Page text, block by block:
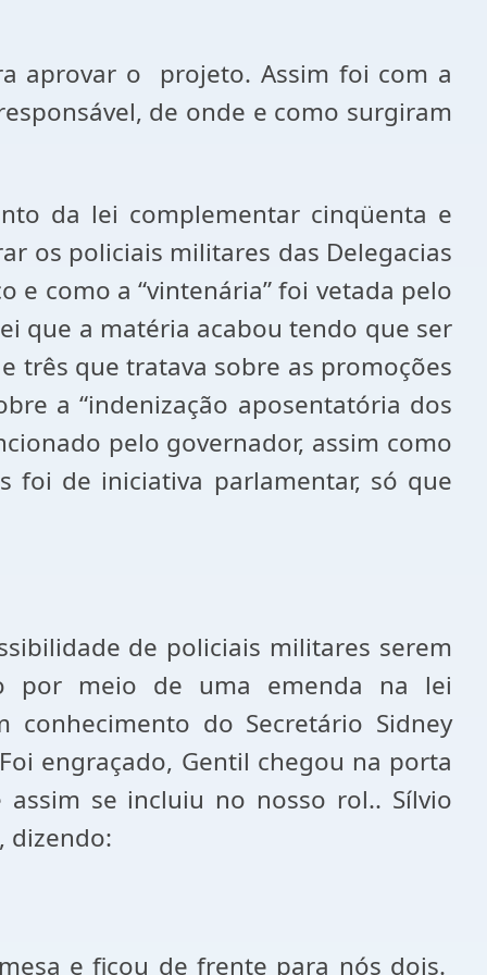
aprovar o projeto. Assim foi com a
de onde e como surgiram
da lei complementar cinqüenta e
os policiais militares das Delegacias
e como a “vintenária” foi vetada pelo
que a matéria acabou tendo que ser
três que tratava sobre as promoções
a “indenização aposentatória dos
pelo governador, assim como
foi de iniciativa parlamentar, só que
de policiais militares serem
por meio de uma emenda na lei
conhecimento do Secretário Sidney
engraçado, Gentil chegou na porta
se incluiu no nosso rol.. Sílvio
dizendo:
e ficou de frente para nós dois.